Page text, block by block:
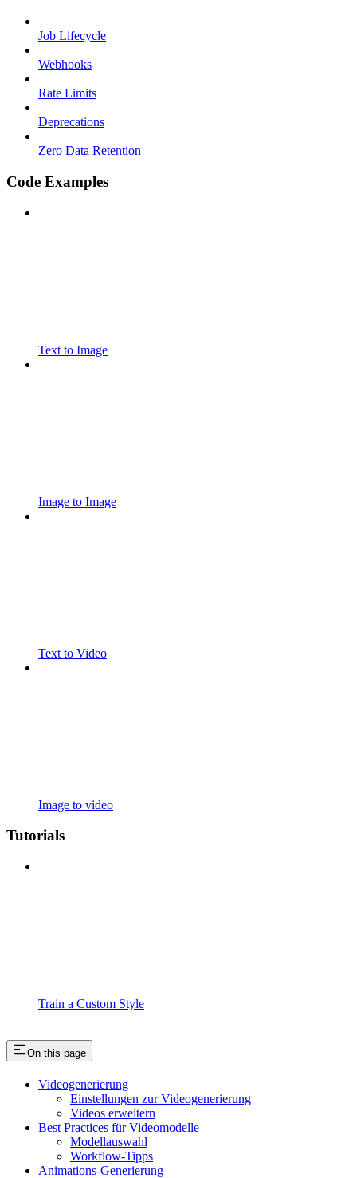
Job Lifecycle
Webhooks
Rate Limits
Deprecations
Zero Data Retention
Code Examples
Text to Image
Image to Image
Text to Video
Image to video
Tutorials
Train a Custom Style
On this page
Videogenerierung
Einstellungen zur Videogenerierung
Videos erweitern
Best Practices für Videomodelle
Modellauswahl
Workflow-Tipps
Animations-Generierung